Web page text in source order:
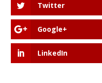
Twitter
Google+
LinkedIn